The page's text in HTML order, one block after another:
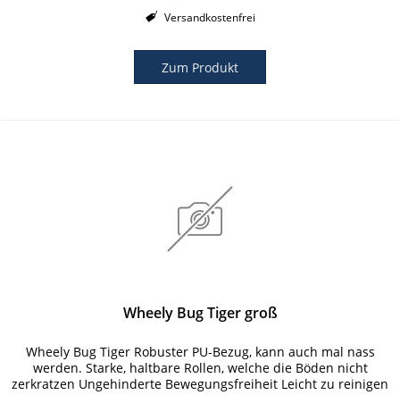
Versandkostenfrei
Zum Produkt
Wheely Bug Tiger groß
Wheely Bug Tiger Robuster PU-Bezug, kann auch mal nass
werden. Starke, haltbare Rollen, welche die Böden nicht
zerkratzen Ungehinderte Bewegungsfreiheit Leicht zu reinigen